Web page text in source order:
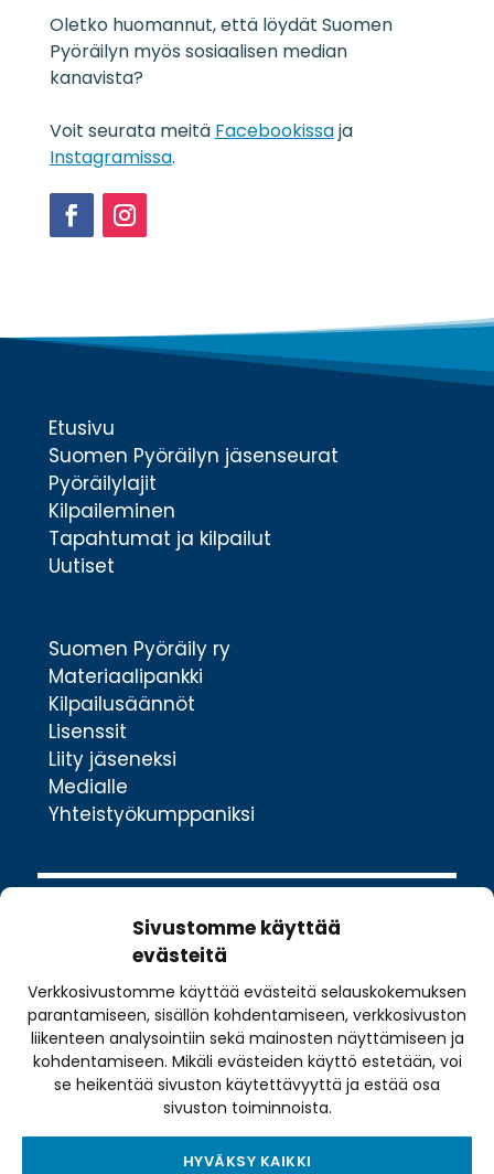
Sivustomme käyttää
evästeitä
Verkkosivustomme käyttää evästeitä selauskokemuksen
parantamiseen, sisällön kohdentamiseen, verkkosivuston
liikenteen analysointiin sekä mainosten näyttämiseen ja
kohdentamiseen. Mikäli evästeiden käyttö estetään, voi
se heikentää sivuston käytettävyyttä ja estää osa
sivuston toiminnoista.
HYVÄKSY KAIKKI
l
o
s
*
Oletko huomannut, että löydät Suomen
Pyöräilyn myös sosiaalisen median
kanavista?
Voit seurata meitä Facebookissaja
Instagramissa.
Etusivu
Suomen Pyöräilyn jäsenseurat
Pyöräilylajit
Kilpaileminen
Tapahtumat ja kilpailut
Uutiset
Suomen Pyöräily ry
Materiaalipankki
Kilpailusäännöt
Lisenssit
Liity jäseneksi
Medialle
Yhteistyökumppaniksi
Valimotie 10
00380 Helsinki
toimisto@pyoraily.fi
+358 50 516 9590